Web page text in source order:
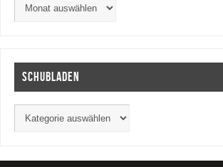
Schubladen